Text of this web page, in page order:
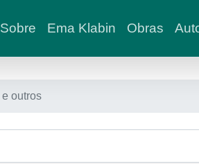
Sobre Ema Klabin Obras
e outros